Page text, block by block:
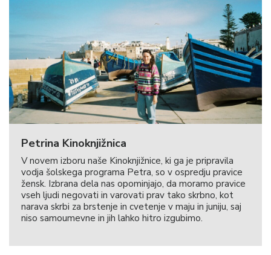
Petrina Kinoknjižnica
V novem izboru naše Kinoknjižnice, ki ga je pripravila
vodja šolskega programa Petra, so v ospredju pravice
žensk. Izbrana dela nas opominjajo, da moramo pravice
vseh ljudi negovati in varovati prav tako skrbno, kot
narava skrbi za brstenje in cvetenje v maju in juniju, saj
niso samoumevne in jih lahko hitro izgubimo.